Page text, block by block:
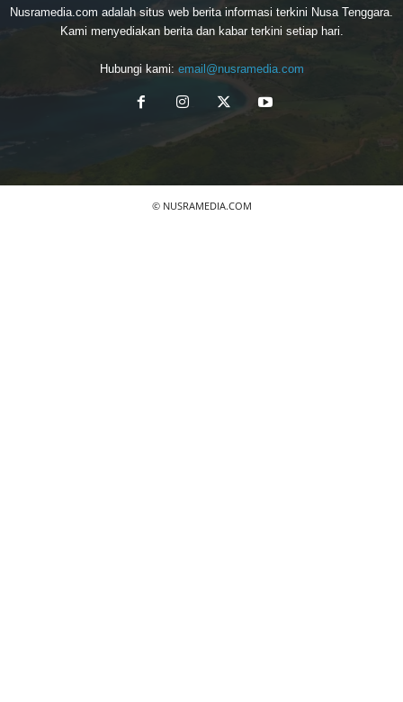
Nusramedia.com adalah situs web berita informasi terkini Nusa Tenggara.
Kami menyediakan berita dan kabar terkini setiap hari.
Hubungi kami: email@nusramedia.com
© NUSRAMEDIA.COM